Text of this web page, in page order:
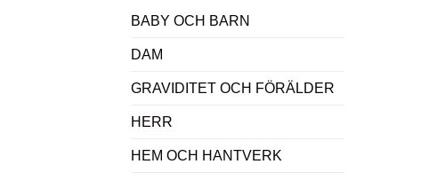
BABY OCH BARN
DAM
GRAVIDITET OCH FÖRÄLDER
HERR
HEM OCH HANTVERK